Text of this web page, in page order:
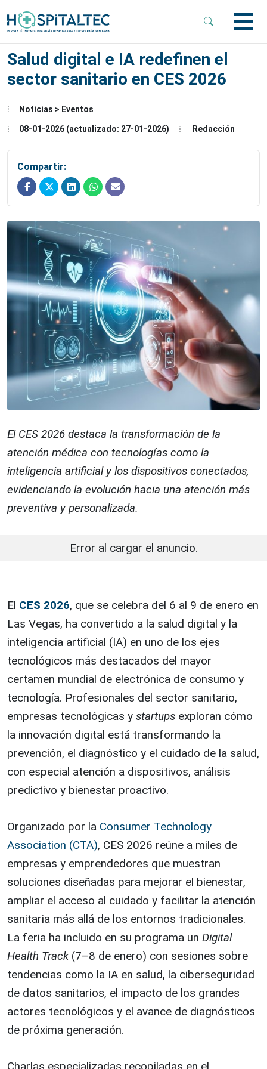
Menu
Menu
Salud digital e IA redefinen el
sector sanitario en CES 2026
Noticias > Eventos
08-01-2026 (actualizado: 27-01-2026) Redacción
Compartir:
El CES 2026 destaca la transformación de la
atención médica con tecnologías como la
inteligencia artificial y los dispositivos conectados,
evidenciando la evolución hacia una atención más
preventiva y personalizada.
Error al cargar el anuncio.
El CES 2026, que se celebra del 6 al 9 de enero en
Las Vegas, ha convertido a la salud digital y la
inteligencia artificial (IA) en uno de los ejes
tecnológicos más destacados del mayor
certamen mundial de electrónica de consumo y
tecnología. Profesionales del sector sanitario,
empresas tecnológicas y startups exploran cómo
la innovación digital está transformando la
prevención, el diagnóstico y el cuidado de la salud,
con especial atención a dispositivos, análisis
predictivo y bienestar proactivo.
Organizado por la Consumer Technology
Association (CTA), CES 2026 reúne a miles de
empresas y emprendedores que muestran
soluciones diseñadas para mejorar el bienestar,
ampliar el acceso al cuidado y facilitar la atención
sanitaria más allá de los entornos tradicionales.
La feria ha incluido en su programa un Digital
Health Track(7–8 de enero) con sesiones sobre
tendencias como la IA en salud, la ciberseguridad
de datos sanitarios, el impacto de los grandes
actores tecnológicos y el avance de diagnósticos
de próxima generación.